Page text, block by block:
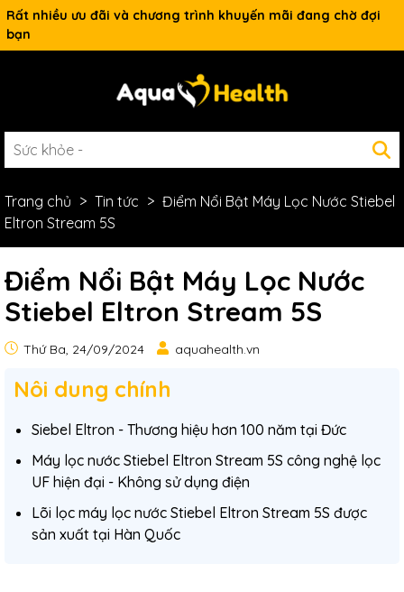
Rất nhiều ưu đãi và chương trình khuyến mãi đang chờ đợi
bạn
Trang chủ Tin tức
Điểm Nổi Bật Máy Lọc Nước Stiebel
Eltron Stream 5S
Điểm Nổi Bật Máy Lọc Nước
Stiebel Eltron Stream 5S
Thứ Ba, 24/09/2024 aquahealth.vn
Nôi dung chính
Siebel Eltron - Thương hiệu hơn 100 năm tại Đức
Máy lọc nước Stiebel Eltron Stream 5S công nghệ lọc
UF hiện đại - Không sử dụng điện
Lõi lọc máy lọc nước Stiebel Eltron Stream 5S được
sản xuất tại Hàn Quốc